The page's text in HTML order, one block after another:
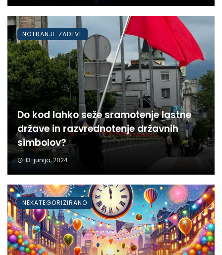
Do kod lahko seže sramotenje lastne
države in razvrednotenje državnih
simbolov?
13. junija, 2024
NOTRANJE ZADEVE
NEKATEGORIZIRANO